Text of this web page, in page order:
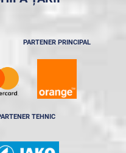
PARTENER PRINCIPAL
TEHNIC